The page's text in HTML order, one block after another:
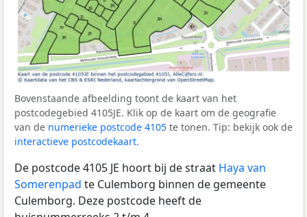
Bovenstaande afbeelding toont de kaart van het
postcodegebied 4105JE. Klik op de kaart om de geografie
van de numerieke postcode 4105 te tonen. Tip: bekijk ook de
interactieve postcodekaart.
De postcode 4105 JE hoort bij de straat Haya van
Somerenpad te Culemborg binnen de gemeente
Culemborg. Deze postcode heeft de